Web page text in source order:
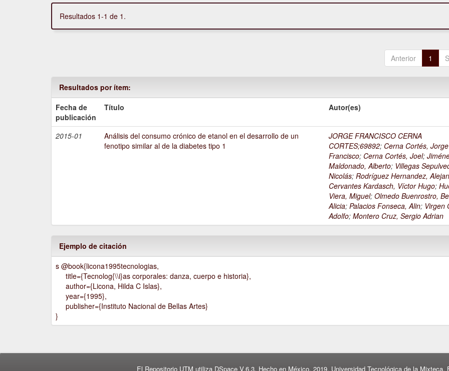
Resultados 1-1 de 1.
Anterior 1
Resultados por ítem:
Fecha de
publicación
Título Autor(es)
2015-01
Análisis del consumo crónico de etanol en el desarrollo de un
fenotipo similar al de la diabetes tipo 1
JORGE FRANCISCO CERNA
CORTES;69892; Cerna Cortés, Jorge
Francisco; Cerna Cortés, Joel;
Maldonado, Alberto; Villegas
Nicolás;Rodríguez Hernandez,
Cervantes Kardasch, Víctor Hugo;
Viera, Miguel;Olmedo Buenrostro,
Alicia;Palacios Fonseca, Alin; Virgen
Adolfo;Montero Cruz, Sergio Adrian
Ejemplo de citación
s @book{licona1995tecnologias,
title={Tecnolog{\\i}as corporales: danza, cuerpo e historia},
author={Licona, Hilda C Islas},
year={1995},
publisher={Instituto Nacional de Bellas Artes}
}
El Repositorio UTM utiliza DSpace V.6.3. Hecho en México, 2019. Universidad Tecnológica de la Mixteca.